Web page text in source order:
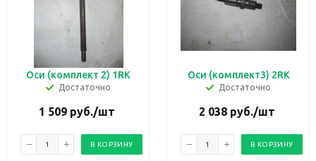
Оси (комплект 2) 1RK
Достаточно
1 509 руб./шт
В КОРЗИНУ
Оси (комплект3) 2RK
Достаточно
2 038 руб./шт
В КОРЗИНУ